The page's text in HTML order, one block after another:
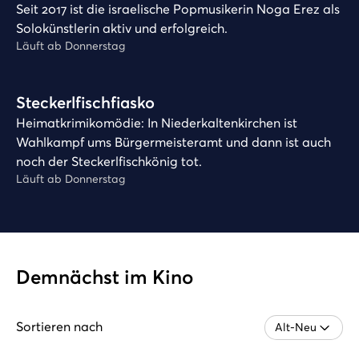
Seit 2017 ist die israelische Popmusikerin Noga Erez als
Solokünstlerin aktiv und erfolgreich.
Läuft ab Donnerstag
Steckerlfischfiasko
Heimatkrimikomödie: In Niederkaltenkirchen ist
Wahlkampf ums Bürgermeisteramt und dann ist auch
noch der Steckerlfischkönig tot.
Läuft ab Donnerstag
Demnächst im Kino
Sortieren nach